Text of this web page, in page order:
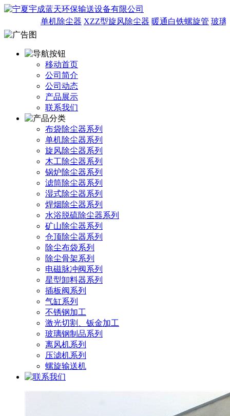
单机除尘器 XZZ型旋风除尘器 暖通白铁螺旋管 玻璃
移动首页
公司简介
公司动态
产品展示
联系我们
布袋除尘器系列
单机除尘器系列
旋风除尘器系列
木工除尘器系列
锅炉除尘器系列
滤筒除尘器系列
湿式除尘器系列
焊烟除尘器系列
水浴脱硫除尘器系列
矿山除尘器系列
仓顶除尘器系列
除尘布袋系列
除尘骨架系列
电磁脉冲阀系列
星型卸料器系列
插板阀系列
气缸系列
不锈钢加工
激光切割、钣金加工
玻璃钢制品系列
离风机系列
压滤机系列
螺旋输送机